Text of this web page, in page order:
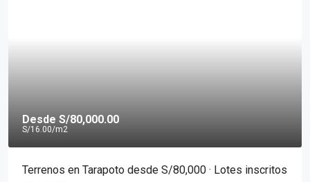
Desde S/80,000.00
S/16.00/m2
Terrenos en Tarapoto desde S/80,000 · Lotes inscritos